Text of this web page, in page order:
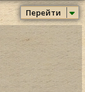
Перейти